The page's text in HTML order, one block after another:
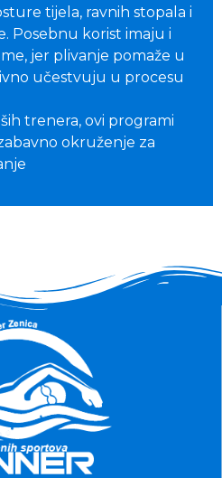
tijela, ravnih stopala i
Posebnu korist imaju i
jer plivanje pomaže u
učestvuju u procesu
trenera, ovi programi
okruženje za